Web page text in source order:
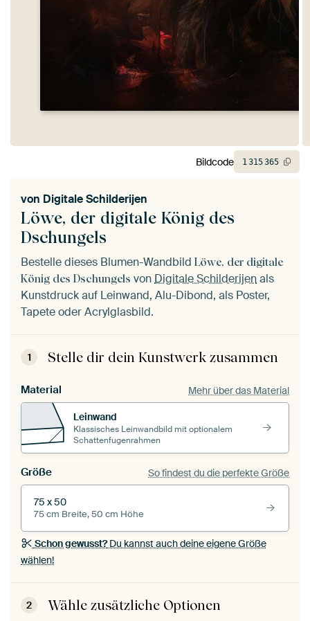
Löwe, der digitale König des
Dschungels
von Digitale Schilderijen
Bestelle dieses Blumen-Wandbild Löwe, der digitale
König des Dschungels vonDigitale Schilderijenals
Kunstdruck auf Leinwand, Alu-Dibond, als Poster,
Tapete oder Acrylglasbild.
1 Stelle dir dein Kunstwerk zusammen
Material Mehr über das Material
Leinwand
Klassisches Leinwandbild mit optionalem
Schattenfugenrahmen
Größe So findest du die perfekte Größe
75 x 50
75 cm Breite, 50 cm Höhe
Schon gewusst?Du kannst auch deine eigene Größe
wählen!
2 Wähle zusätzliche Optionen
Bildcode 1315365